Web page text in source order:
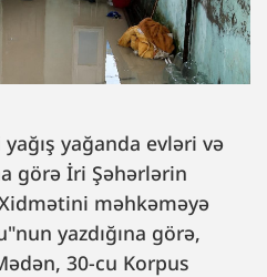
yağanda evləri və
görə İri Şəhərlərin
məhkəməyə
yazdığına görə,
30-cu Korpus